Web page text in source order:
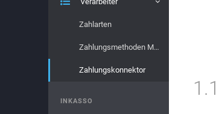
Zahlarten
Zahlungsmethoden Marken
Zahlungskonnektor
INKASSO
1.1